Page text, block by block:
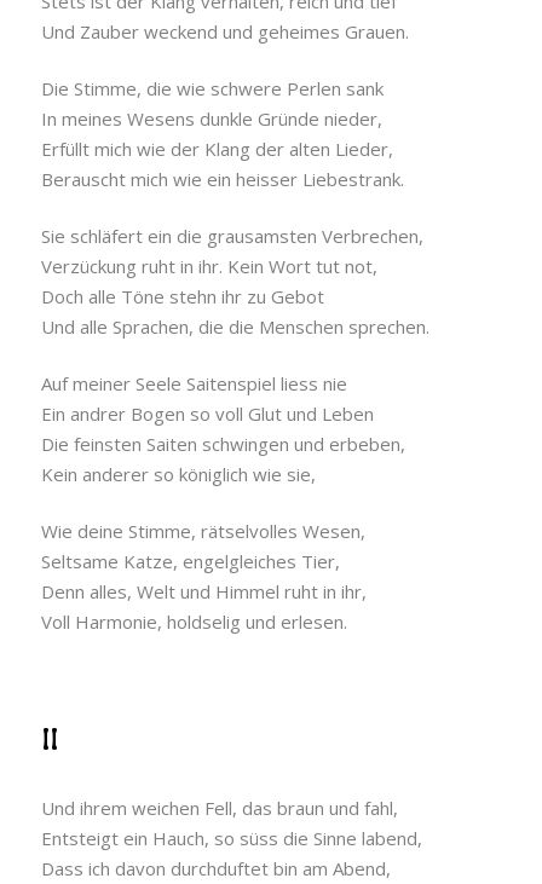
Und Zauber weckend und geheimes Grauen.
Die Stimme, die wie schwere Perlen sank
In meines Wesens dunkle Gründe nieder,
Erfüllt mich wie der Klang der alten Lieder,
Berauscht mich wie ein heisser Liebestrank.
Sie schläfert ein die grausamsten Verbrechen,
Verzückung ruht in ihr. Kein Wort tut not,
Doch alle Töne stehn ihr zu Gebot
Und alle Sprachen, die die Menschen sprechen.
Auf meiner Seele Saitenspiel liess nie
Ein andrer Bogen so voll Glut und Leben
Die feinsten Saiten schwingen und erbeben,
Kein anderer so königlich wie sie,
Wie deine Stimme, rätselvolles Wesen,
Seltsame Katze, engelgleiches Tier,
Denn alles, Welt und Himmel ruht in ihr,
Voll Harmonie, holdselig und erlesen.
II
Und ihrem weichen Fell, das braun und fahl,
Entsteigt ein Hauch, so süss die Sinne labend,
Dass ich davon durchduftet bin am Abend,